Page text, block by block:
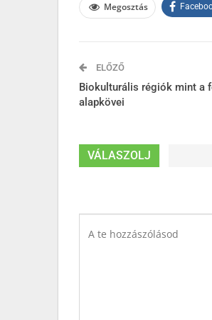
Megosztás
ELŐZŐ
Biokulturális régiók mint a
alapkövei
VÁLASZOLJ